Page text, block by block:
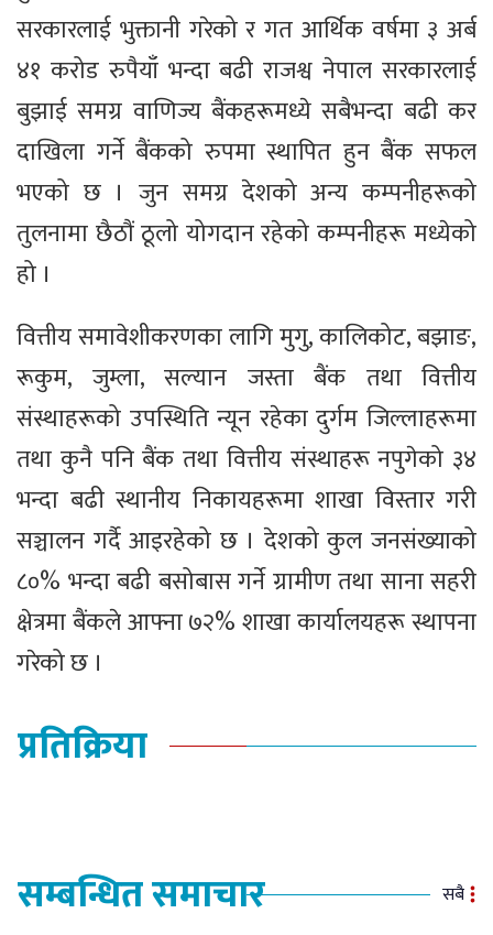
सरकारलाई भुक्तानी गरेको र गत आर्थिक वर्षमा ३ अर्ब
४१ करोड रुपैयाँ भन्दा बढी राजश्व नेपाल सरकारलाई
बुझाई समग्र वाणिज्य बैंकहरूमध्ये सबैभन्दा बढी कर
दाखिला गर्ने बैंकको रुपमा स्थापित हुन बैंक सफल
भएको छ । जुन समग्र देशको अन्य कम्पनीहरूको
तुलनामा छैठौं ठूलो योगदान रहेको कम्पनीहरू मध्येको
हो ।
वित्तीय समावेशीकरणका लागि मुगु, कालिकोट, बझाङ,
रूकुम, जुम्ला, सल्यान जस्ता बैंक तथा वित्तीय
संस्थाहरूको उपस्थिति न्यून रहेका दुर्गम जिल्लाहरूमा
तथा कुनै पनि बैंक तथा वित्तीय संस्थाहरू नपुगेको ३४
भन्दा बढी स्थानीय निकायहरूमा शाखा विस्तार गरी
सञ्चालन गर्दै आइरहेको छ । देशको कुल जनसंख्याको
८०% भन्दा बढी बसोबास गर्ने ग्रामीण तथा साना सहरी
क्षेत्रमा बैंकले आफ्ना ७२% शाखा कार्यालयहरू स्थापना
गरेको छ ।
प्रतिक्रिया
सम्बन्धित समाचार सबै